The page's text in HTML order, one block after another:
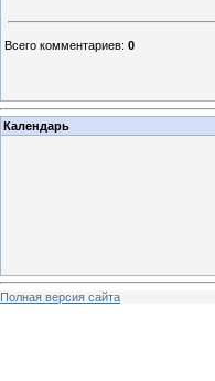
Всего комментариев: 0
Календарь
Полная версия сайта